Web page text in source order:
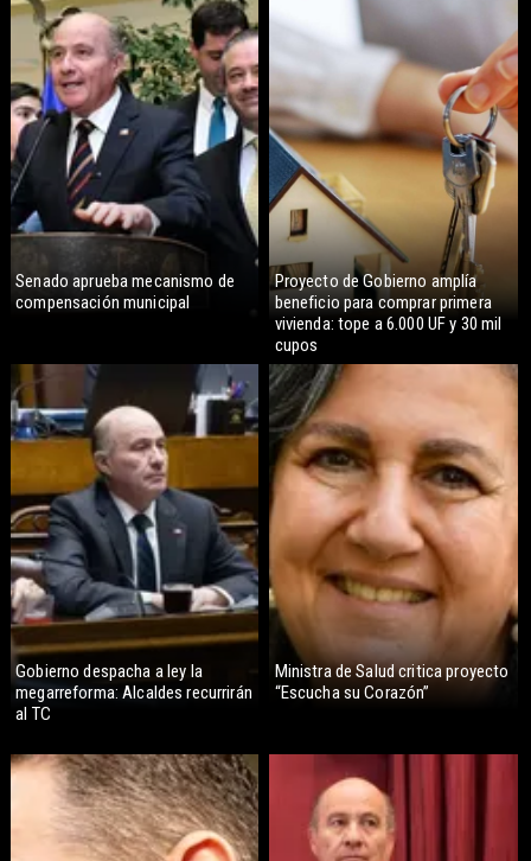
Senado aprueba mecanismo de
compensación municipal
Proyecto de Gobierno amplía
beneficio para comprar primera
vivienda: tope a 6.000 UF y 30 mil
cupos
Gobierno despacha a ley la
megarreforma: Alcaldes recurrirán
al TC
Ministra de Salud critica proyecto
“Escucha su Corazón”